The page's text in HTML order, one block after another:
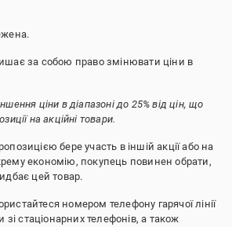
за собою право змінювати ціни в
ціни в діапазоні до 25% від цін, що
на акційні товари.
бере участь в іншій акції або на
економію, покупець повинен обрати,
цей товар.
номером телефону гарячої лінії
зі стаціонарних телефонів, а також